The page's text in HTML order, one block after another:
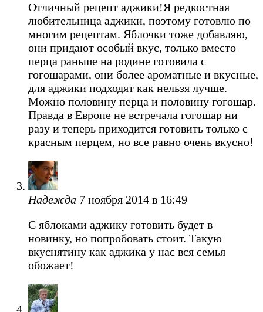
Отличный рецепт аджики!Я редкостная
любительница аджики, поэтому готовлю по
многим рецептам. Яблочки тоже добавляю,
они придают особый вкус, только вместо
перца раньше на родине готовила с
гогошарами, они более ароматные и вкусные,
для аджики подходят как нельзя лучше.
Можно половину перца и половину гогошар.
Правда в Европе не встречала гогошар ни
разу и теперь приходится готовить только с
красным перцем, но все равно очень вкусно!
Надежда 7 ноября 2014 в 16:49
С яблоками аджику готовить будет в
новинку, но попробовать стоит. Такую
вкуснятину как аджика у нас вся семья
обожает!